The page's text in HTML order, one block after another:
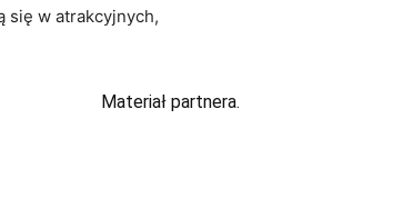
się w atrakcyjnych,
Materiał partnera.